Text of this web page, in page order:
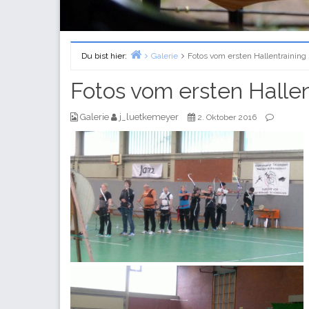
Du bist hier:
Galerie Fotos vom ersten Hallentraining
Fotos vom ersten
Galerie j_luetkemeyer 2. Oktober 2016